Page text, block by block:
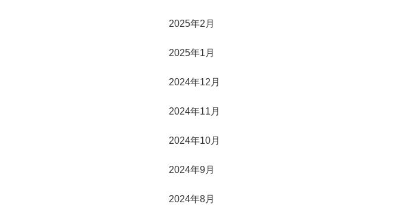
2025年2月
2025年1月
2024年12月
2024年11月
2024年10月
2024年9月
2024年8月